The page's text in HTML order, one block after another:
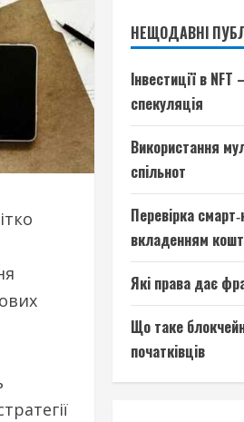
НЕЩОДАВНІ
Інвестиції в
спекуляція
Використання
спільнот
Перевірка
вкладенням
Які права дає
Що таке
початківців